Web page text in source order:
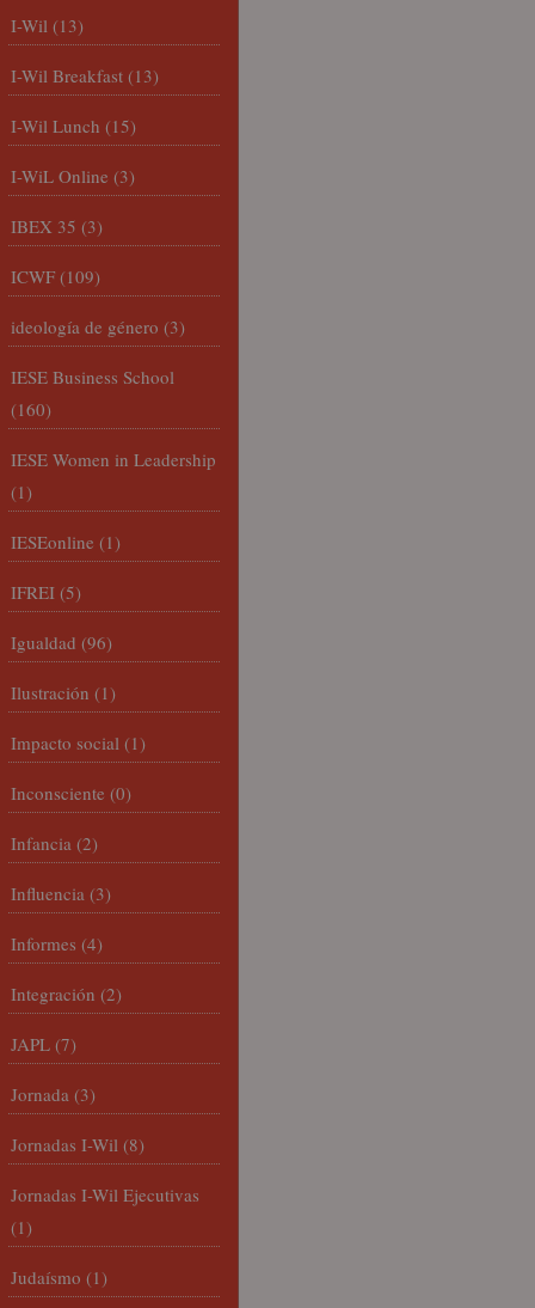
I-Wil (13)
I-Wil Breakfast (13)
I-Wil Lunch (15)
I-WiL Online (3)
IBEX 35 (3)
ICWF (109)
ideología de género (3)
IESE Business School
(160)
IESE Women in Leadership
(1)
IESEonline (1)
IFREI (5)
Igualdad (96)
Ilustración (1)
Impacto social (1)
Inconsciente (0)
Infancia (2)
Influencia (3)
Informes (4)
Integración (2)
JAPL (7)
Jornada (3)
Jornadas I-Wil (8)
Jornadas I-Wil Ejecutivas
(1)
Judaísmo (1)